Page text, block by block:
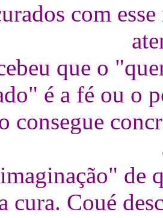
com
que o
é a fé ou o
consegue
de
cura. Coué